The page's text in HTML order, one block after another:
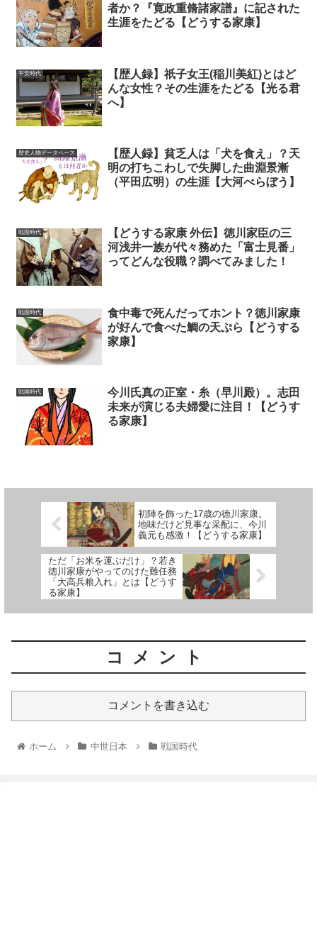
者か？『寛政重脩諸家譜』に記された
生涯をたどる【どうする家康】
平安時代
【歴人録】祇子女王(稲川美紅)とはど
んな女性？その生涯をたどる【光る君
へ】
歴史人物データベース
【歴人録】貧乏人は「犬を食え」？天
明の打ちこわしで失脚した曲淵景漸
（平田広明）の生涯【大河べらぼう】
戦国時代
【どうする家康 外伝】徳川家臣の三
河浅井一族が代々務めた「富士見番」
ってどんな役職？調べてみました！
戦国時代
食中毒で死んだってホント？徳川家康
が好んで食べた鯛の天ぷら【どうする
家康】
戦国時代
今川氏真の正室・糸（早川殿）。志田
未来が演じる夫婦愛に注目！【どうす
る家康】
初陣を飾った17歳の徳川家康。
地味だけど見事な采配に、今川
義元も感激！【どうする家康】
ただ「お米を運ぶだけ」？若き
徳川家康がやってのけた難任務
「大高兵粮入れ」とは【どうす
る家康】
コメント
コメントを書き込む
ホーム 中世日本 戦国時代